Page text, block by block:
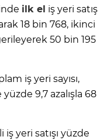
ilk el iş yeri satış
18 bin 768, ikinci
50 bin 195
iş yeri sayısı,
9,7 azalışla 68
yeri satışı yüzde